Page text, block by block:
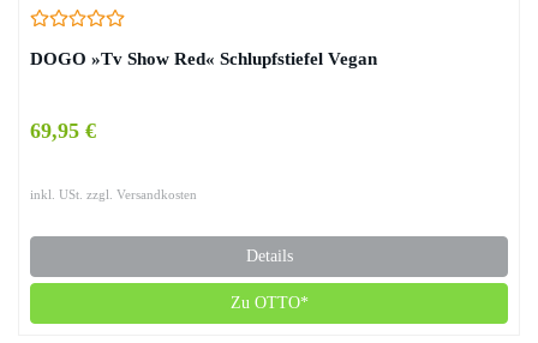
DOGO »Tv Show Red« Schlupfstiefel Vegan
69,95 €
inkl. USt. zzgl. Versandkosten
Details
Zu OTTO*